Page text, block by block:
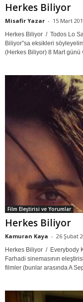
Herkes Biliyor
Misafir Yazar - 15 Mart
Herkes Biliyor / Todos Lo
Biliyor”sa eksikleri
(Herkes Biliyor) 8 Mart günü
Film Eleştirisi ve Yorumlar
Herkes Biliyor
Kamuran Kaya - 26 Şubat
Herkes Biliyor / Everybody
Farhadi sinemasının
filmler (bunlar arasında A